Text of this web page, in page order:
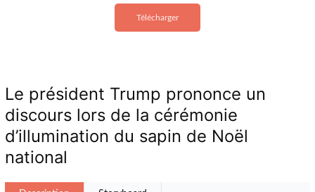
Télécharger
Le président Trump prononce un
discours lors de la cérémonie
d’illumination du sapin de Noël
national